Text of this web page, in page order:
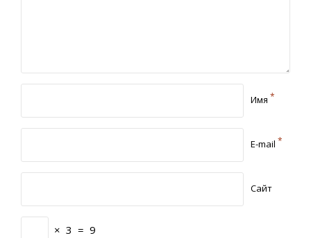
Имя *
E-mail *
Сайт
× 3 = 9